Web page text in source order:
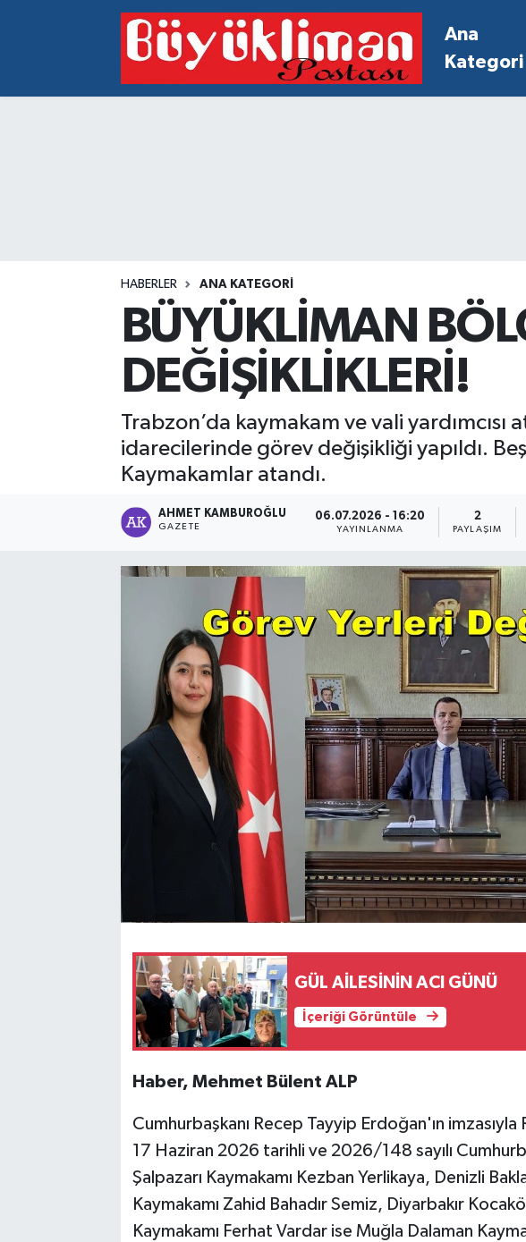
Ana
Kategori
HABERLER ANA KATEGORI
BÜYÜKLİMAN
DEĞİŞİKLİKLERİ!
Trabzon’da kaymakam ve vali
idarecilerinde görev değişikliği yapıldı.
Kaymakamlar atandı.
AHMET KAMBUROĞLU
GAZETE
06.07.2026 - 16:20
YAYINLANMA
2
PAYLAŞIM
GÜL AİLESİNİN ACI GÜNÜ
İçeriği Görüntüle
Haber, Mehmet Bülent ALP
Cumhurbaşkanı Recep Tayyip Erdoğan'ın
17 Haziran 2026 tarihli ve 2026/148 sayılı
Şalpazarı Kaymakamı Kezban Yerlikaya, Denizli
Kaymakamı Zahid Bahadır Semiz, Diyarbakır
Kaymakamı Ferhat Vardar ise Muğla Dalaman
Vakfıkebir Hava Durumu